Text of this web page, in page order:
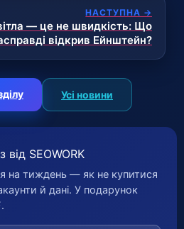
НАСТУПНА →
— це не швидкість: Що
відкрив Ейнштейн?
Усі новини
від SEOWORK
на тиждень — як не купитися
й дані. У подарунок